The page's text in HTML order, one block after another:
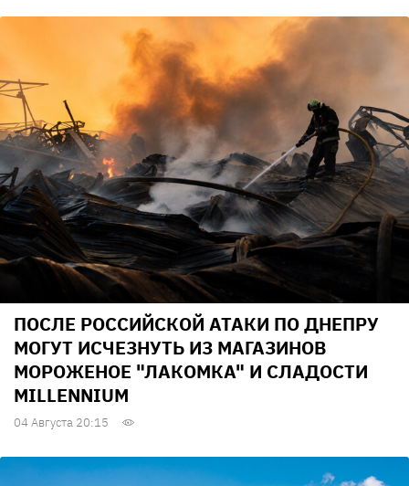
ПОСЛЕ РОССИЙСКОЙ АТАКИ ПО ДНЕПРУ
МОГУТ ИСЧЕЗНУТЬ ИЗ МАГАЗИНОВ
МОРОЖЕНОЕ "ЛАКОМКА" И СЛАДОСТИ
MILLENNIUM
04 Августа 20:15